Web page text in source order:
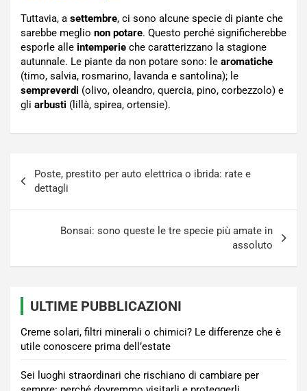
Tuttavia, a settembre, ci sono alcune specie di piante che
sarebbe meglio non potare. Questo perché significherebbe
esporle alle intemperie che caratterizzano la stagione
autunnale. Le piante da non potare sono: le aromatiche
(timo, salvia, rosmarino, lavanda e santolina); le
sempreverdi (olivo, oleandro, quercia, pino, corbezzolo) e
gli arbusti (lillà, spirea, ortensie).
articoli
Poste, prestito per auto elettrica o ibrida: rate e
dettagli
Bonsai: sono queste le tre specie più amate in
assoluto
ULTIME PUBBLICAZIONI
Creme solari, filtri minerali o chimici? Le differenze che è
utile conoscere prima dell’estate
Sei luoghi straordinari che rischiano di cambiare per